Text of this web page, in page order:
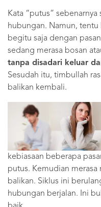
Kata “putus”
hubungan. Namun,
begitu saja dengan
sedang merasa bosan
tanpa disadari keluar
Sesudah itu, timbullah
balikan kembali.
kebiasaan beberapa
putus. Kemudian merasa
balikan. Siklus ini
hubungan berjalan. Ini